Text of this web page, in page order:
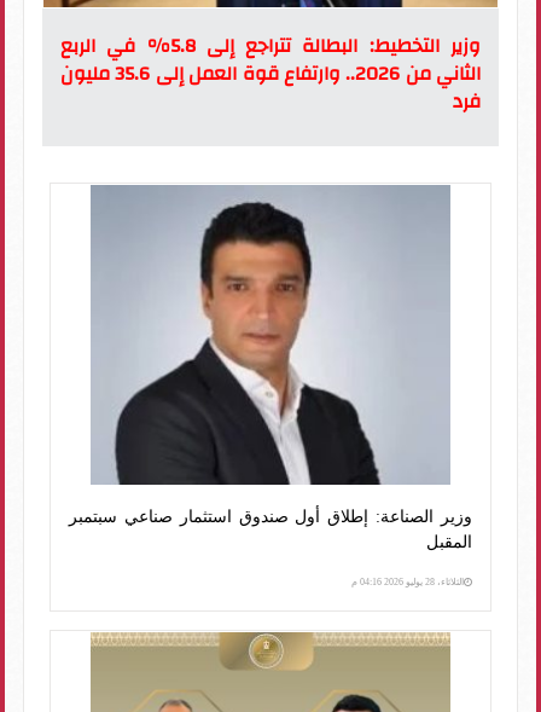
وزير التخطيط: البطالة تتراجع إلى 5.8% في الربع
الثاني من 2026.. وارتفاع قوة العمل إلى 35.6 مليون
فرد
وزير الصناعة: إطلاق أول صندوق استثمار صناعي سبتمبر
المقبل
الثلاثاء، 28 يوليو 2026 04:16 م